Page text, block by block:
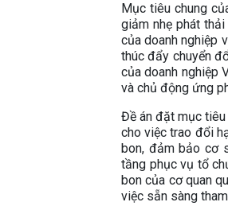
Mục tiêu chung
giảm nhẹ phát
của doanh nghiệp
thúc đẩy chuyển
của doanh nghiệp
và chủ động ứng
Đề án đặt mục
cho việc trao đổi
bon, đảm bảo cơ
tầng phục vụ tổ
bon của cơ quan
việc sẵn sàng